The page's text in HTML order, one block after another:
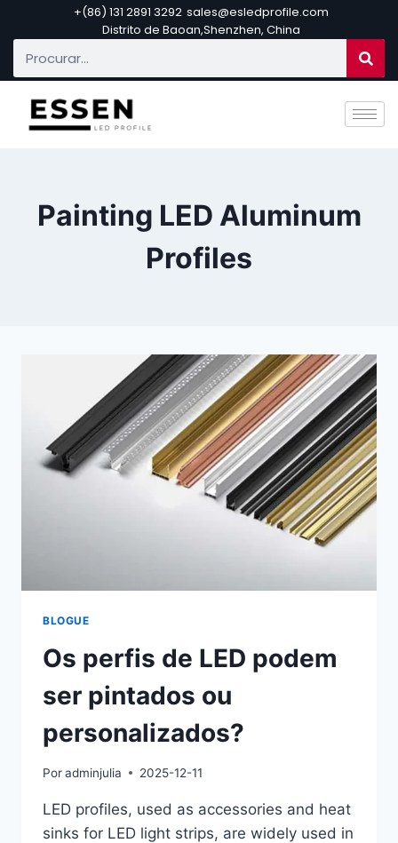
+(86) 131 2891 3292 sales@esledprofile.com
Distrito de Baoan,Shenzhen, China
Painting LED Aluminum
Profiles
BLOGUE
Os perfis de LED podem
ser pintados ou
personalizados?
Poradminjulia 2025-12-11
LED profiles, used as accessories and heat
sinks for LED light strips, are widely used in